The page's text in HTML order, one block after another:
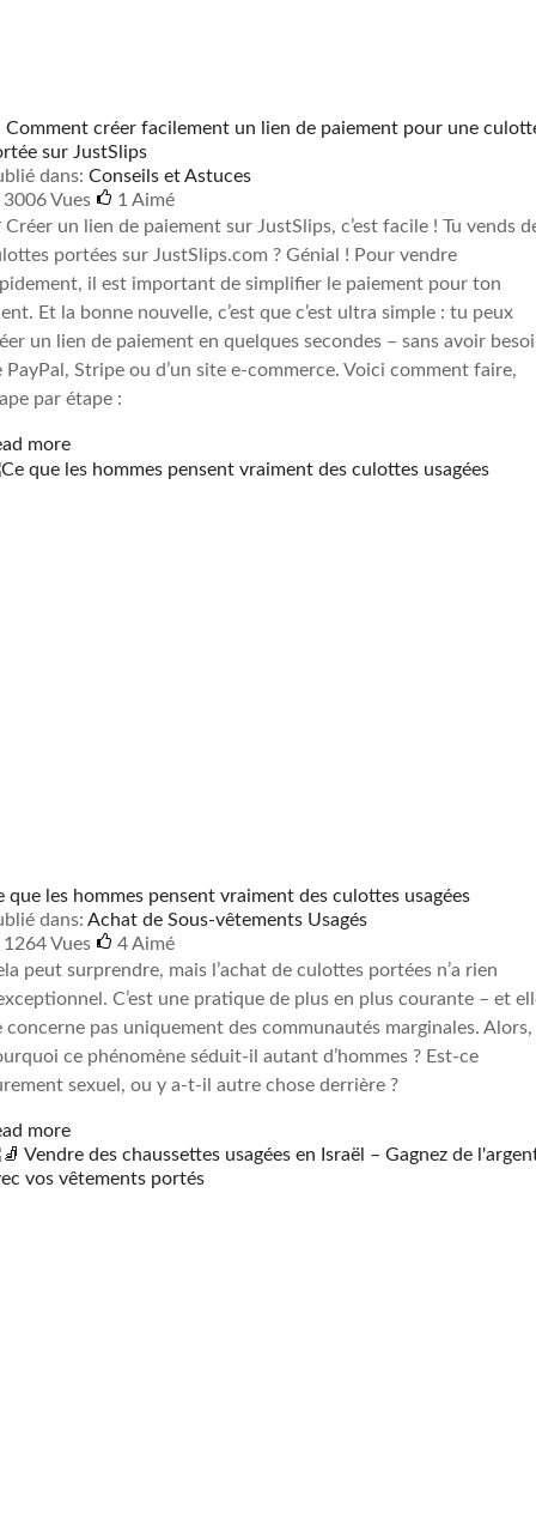
Comment créer facilement un lien de paiement pour une
sur JustSlips
dans: Conseils et Astuces
3006 Vues
1 Aimé
Créer un lien de paiement sur JustSlips, c’est facile ! Tu vends
portées sur JustSlips.com ? Génial ! Pour vendre
il est important de simplifier le paiement pour ton
Et la bonne nouvelle, c’est que c’est ultra simple : tu peux
un lien de paiement en quelques secondes – sans avoir
PayPal, Stripe ou d’un site e-commerce. Voici comment faire,
par étape :
more
que les hommes pensent vraiment des culottes usagées
dans: Achat de Sous-vêtements Usagés
1264 Vues
4Aimé
peut surprendre, mais l’achat de culottes portées n’a rien
C’est une pratique de plus en plus courante – et
concerne pas uniquement des communautés marginales. Alors,
ce phénomène séduit-il autant d’hommes ? Est-ce
sexuel, ou y a-t-il autre chose derrière ?
more